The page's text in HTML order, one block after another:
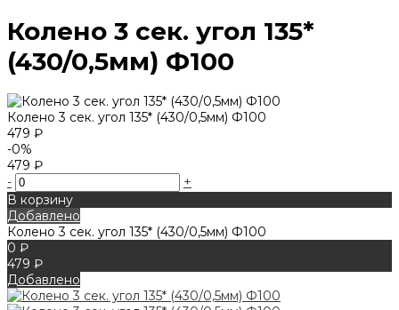
Колено 3 сек. угол 135*
(430/0,5мм) Ф100
Колено 3 сек. угол 135* (430/0,5мм) Ф100
479 ₽
-0%
479 ₽
-
+
В корзину
Добавлено
Колено 3 сек. угол 135* (430/0,5мм) Ф100
0 ₽
479 ₽
Добавлено